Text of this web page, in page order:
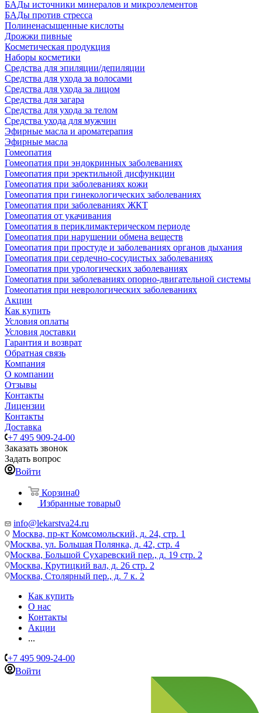
БАДы источники минералов и микроэлементов
БАДы против стресса
Полиненасыщенные кислоты
Дрожжи пивные
Косметическая продукция
Наборы косметики
Средства для эпиляции/депиляции
Средства для ухода за волосами
Средства для ухода за лицом
Средства для загара
Средства для ухода за телом
Средства ухода для мужчин
Эфирные масла и ароматерапия
Эфирные масла
Гомеопатия
Гомеопатия при эндокринных заболеваниях
Гомеопатия при эректильной дисфункции
Гомеопатия при заболеваниях кожи
Гомеопатия при гинекологических заболеваниях
Гомеопатия при заболеваниях ЖКТ
Гомеопатия от укачивания
Гомеопатия в периклимактерическом периоде
Гомеопатия при нарушении обмена веществ
Гомеопатия при простуде и заболеваниях органов дыхания
Гомеопатия при сердечно-сосудистых заболеваниях
Гомеопатия при урологических заболеваниях
Гомеопатия при заболеваниях опорно-двигательной системы
Гомеопатия при неврологических заболеваниях
Акции
Как купить
Условия оплаты
Условия доставки
Гарантия и возврат
Обратная связь
Компания
О компании
Отзывы
Контакты
Лицензии
Контакты
Доставка
+7 495 909-24-00
Заказать звонок
Задать вопрос
Войти
Корзина0
Избранные товары0
info@lekarstva24.ru
Москва, пр-кт Комсомольский, д. 24, стр. 1
Москва, ул. Большая Полянка, д. 42, стр. 4
Москва, Большой Сухаревский пер., д. 19 стр. 2
Москва, Крутицкий вал, д. 26 стр. 2
Москва, Столярный пер., д. 7 к. 2
Как купить
О нас
Контакты
Акции
...
+7 495 909-24-00
Войти